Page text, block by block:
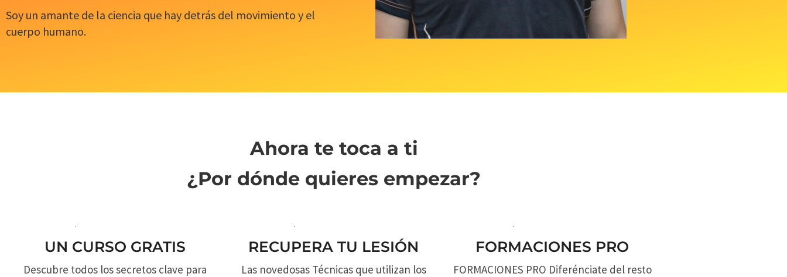
Soy un amante de la ciencia que hay detrás del movimiento y el
cuerpo humano.
Ahora te toca a ti
¿Por dónde quieres empezar?
UN CURSO GRATIS
Descubre todos los secretos clave para
RECUPERA TU LESIÓN
Las novedosas Técnicas que utilizan los
FORMACIONES PRO
FORMACIONES PRO Diferénciate del resto